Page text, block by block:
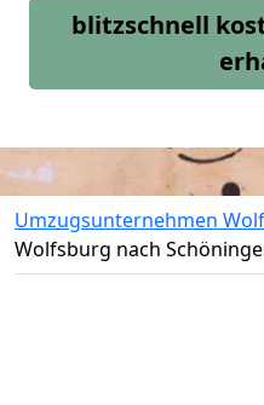
blitzschnell
Umzugsunternehmen
Wolfsburg nach